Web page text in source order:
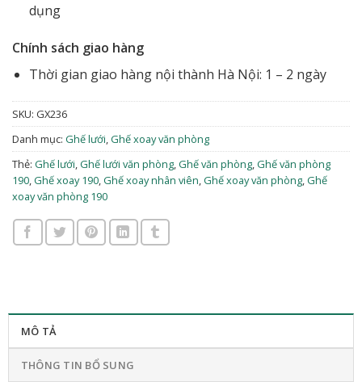
dụng
Chính sách giao hàng
Thời gian giao hàng nội thành Hà Nội: 1 – 2 ngày
SKU: GX236
Danh mục: Ghế lưới, Ghế xoay văn phòng
Thẻ: Ghế lưới, Ghế lưới văn phòng, Ghế văn phòng, Ghế văn phòng
190, Ghế xoay 190, Ghế xoay nhân viên, Ghế xoay văn phòng, Ghế
xoay văn phòng 190
MÔ TẢ
THÔNG TIN BỔ SUNG